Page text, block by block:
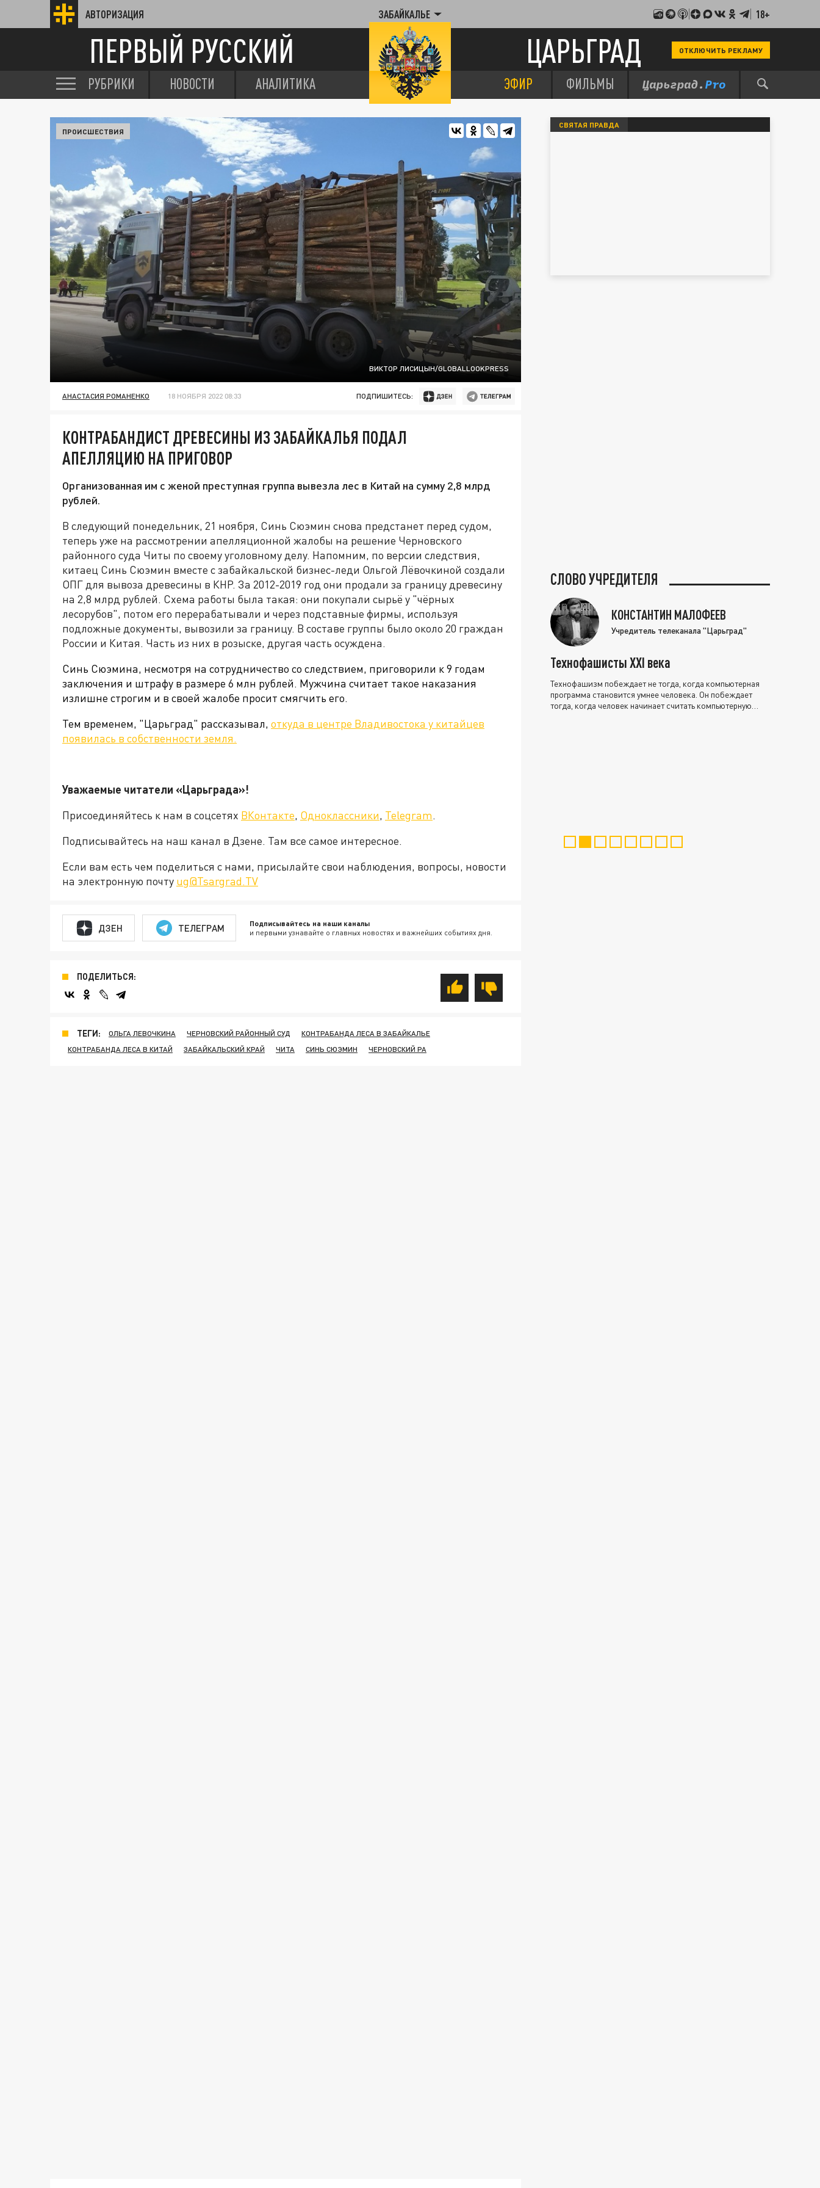
АВТОРИЗАЦИЯ ЗАБАЙКАЛЬЕ 18+
ПЕРВЫЙ РУССКИЙ ЦАРЬГРАД ОТКЛЮЧИТЬ РЕКЛАМУ
РУБРИКИ НОВОСТИ АНАЛИТИКА ЭФИР ФИЛЬМЫ
ВИКТОР ЛИСИЦЫН/GLOBALLOOKPRESS
ПРОИСШЕСТВИЯ
АНАСТАСИЯ РОМАНЕНКО 18 НОЯБРЯ 2022 08:33 ПОДПИШИТЕСЬ:
КОНТРАБАНДИСТ ДРЕВЕСИНЫ ИЗ ЗАБАЙКАЛЬЯ ПОДАЛ
АПЕЛЛЯЦИЮ НА ПРИГОВОР
Организованная им с женой преступная группа вывезла лес в Китай на сумму 2,8 млрд
рублей.
В следующий понедельник, 21 ноября, Синь Сюэмин снова предстанет перед судом,
теперь уже на рассмотрении апелляционной жалобы на решение Черновского
районного суда Читы по своему уголовному делу. Напомним, по версии следствия,
китаец Синь Сюэмин вместе с забайкальской бизнес-леди Ольгой Лёвочкиной создали
ОПГ для вывоза древесины в КНР. За 2012-2019 год они продали за границу древесину
на 2,8 млрд рублей. Схема работы была такая: они покупали сырьё у "чёрных
лесорубов", потом его перерабатывали и через подставные фирмы, используя
подложные документы, вывозили за границу. В составе группы было около 20 граждан
России и Китая. Часть из них в розыске, другая часть осуждена.
Синь Сюэмина, несмотря на сотрудничество со следствием, приговорили к 9 годам
заключения и штрафу в размере 6 млн рублей. Мужчина считает такое наказания
излишне строгим и в своей жалобе просит смягчить его.
Тем временем, "Царьград" рассказывал, откуда в центре Владивостока у китайцев
появилась в собственности земля.
Уважаемые читатели «Царьграда»!
Присоединяйтесь к нам в соцсетях ВКонтакте, Одноклассники, Telegram.
Подписывайтесь на наш канал в Дзене. Там все самое интересное.
Если вам есть чем поделиться с нами, присылайте свои наблюдения, вопросы, новости
на электронную почту ug@Tsargrad.TV
ДЗЕН ТЕЛЕГРАМ Подписывайтесь на наши каналы
и первыми узнавайте о главных новостях и важнейших событиях дня.
ПОДЕЛИТЬСЯ:
ТЕГИ: ОЛЬГА ЛЕВОЧКИНА ЧЕРНОВСКИЙ РАЙОННЫЙ СУД
КОНТРАБАНДА ЛЕСА В ЗАБАЙКАЛЬЕ
КОНТРАБАНДА ЛЕСА В КИТАЙ
ЗАБАЙКАЛЬСКИЙ КРАЙ ЧИТА СИНЬ СЮЭМИН ЧЕРНОВСКИЙ РА
СВЯТАЯ ПРАВДА
СЛОВО УЧРЕДИТЕЛЯ
КОНСТАНТИН МАЛОФЕЕВ
Учредитель телеканала "Царьград"
Технофашисты XXI века
Технофашизм побеждает не тогда, когда компьютерная
программа становится умнее человека. Он побеждает
тогда, когда человек начинает считать компьютерную